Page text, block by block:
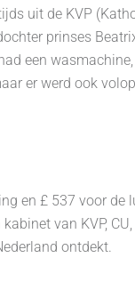
uit de KVP
prinses
een
er werd ook
en ‎£ 537 voor de
van KVP, CU,
ontdekt.